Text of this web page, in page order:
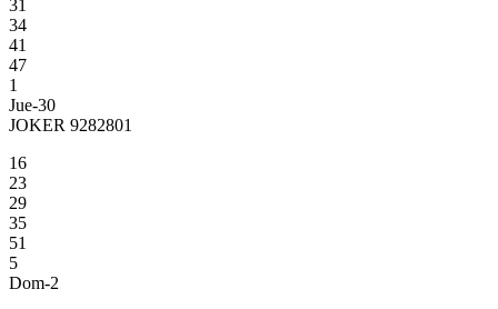
31
34
41
47
1
Jue-30
JOKER 9282801
16
23
29
35
51
5
Dom-2